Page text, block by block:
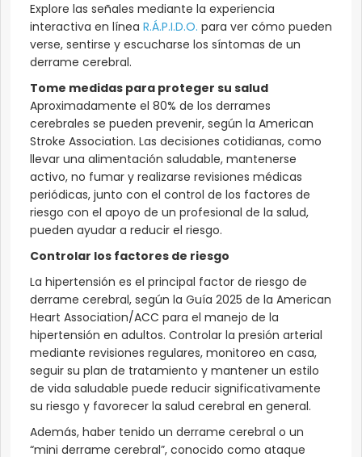
Explore las señales mediante la experiencia
interactiva en línea R.Á.P.I.D.O. para ver cómo pueden
verse, sentirse y escucharse los síntomas de un
derrame cerebral.
Tome medidas para proteger su salud
Aproximadamente el 80% de los derrames
cerebrales se pueden prevenir, según la American
Stroke Association. Las decisiones cotidianas, como
llevar una alimentación saludable, mantenerse
activo, no fumar y realizarse revisiones médicas
periódicas, junto con el control de los factores de
riesgo con el apoyo de un profesional de la salud,
pueden ayudar a reducir el riesgo.
Controlar los factores de riesgo
La hipertensión es el principal factor de riesgo de
derrame cerebral, según la Guía 2025 de la American
Heart Association/ACC para el manejo de la
hipertensión en adultos. Controlar la presión arterial
mediante revisiones regulares, monitoreo en casa,
seguir su plan de tratamiento y mantener un estilo
de vida saludable puede reducir significativamente
su riesgo y favorecer la salud cerebral en general.
Además, haber tenido un derrame cerebral o un
“mini derrame cerebral”, conocido como ataque